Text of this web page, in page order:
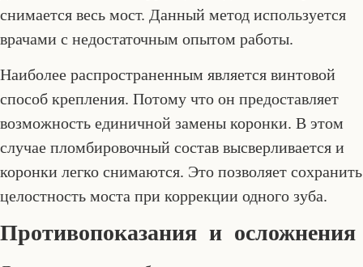
снимается весь мост. Данный метод используется
врачами с недостаточным опытом работы.
Наиболее распространенным является винтовой
способ крепления. Потому что он предоставляет
возможность единичной замены коронки. В этом
случае пломбировочный состав высверливается и
коронки легко снимаются. Это позволяет сохранить
целостность моста при коррекции одного зуба.
Противопоказания и осложнения